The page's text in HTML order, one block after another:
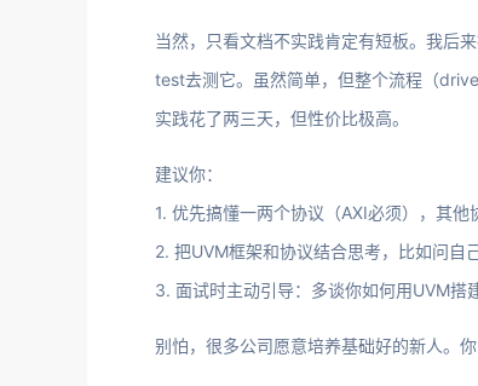
当然，只看文档不实践肯定有短板。我后
test去测它。虽然简单，但整个流程（
实践花了两三天，但性价比极高。
建议你：
1. 优先搞懂一两个协议（AXI必须），其他
2. 把UVM框架和协议结合思考，比如问自
3. 面试时主动引导：多谈你如何用UVM搭
别怕，很多公司愿意培养基础好的新人。